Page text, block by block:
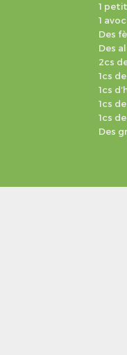
1
1
Des
Des
2cs
1cs
1cs
1cs
1cs
Des